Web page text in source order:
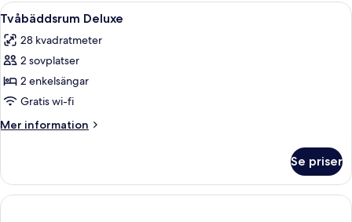
Öppna
alla
foton
för
Tvåbäddsrum
Deluxe
Ett hotellrum med två sängar, ett
5
Tvåbäddsrum Deluxe
28 kvadratmeter
2 sovplatser
2 enkelsängar
Gratis wi-fi
Mer information
Mer
Deluxe
Se priser